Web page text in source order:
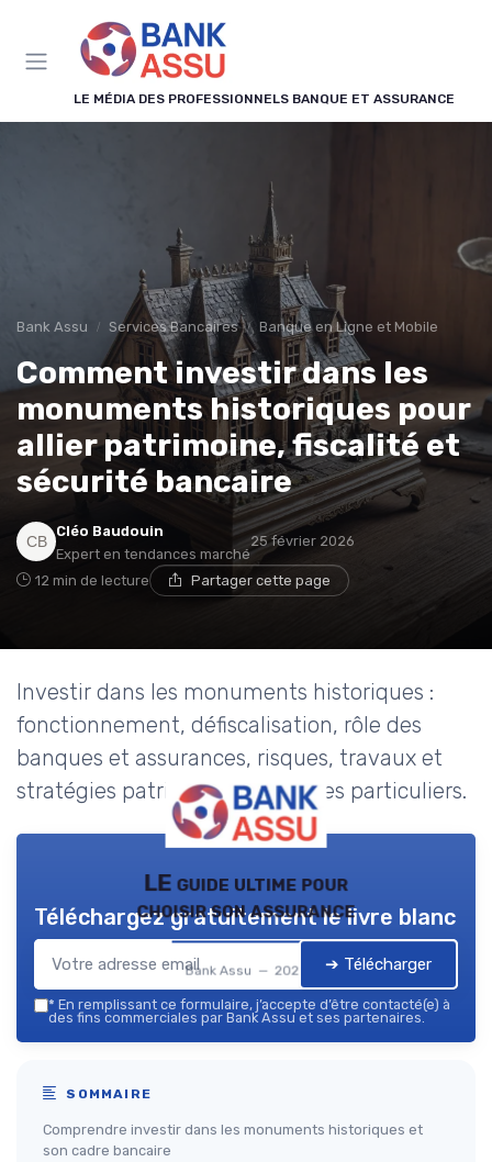
LE MÉDIA DES PROFESSIONNELS BANQUE ET ASSURANCE
Bank Assu Services Bancaires Banque en Ligne et Mobile
Comment investir dans les
monuments historiques pour
allier patrimoine, fiscalité et
sécurité bancaire
Cléo Baudouin
Expert en tendances marché
25 février 2026
12 min de lecture Partager cette page
Investir dans les monuments historiques :
fonctionnement, défiscalisation, rôle des
banques et assurances, risques, travaux et
stratégies patrimoniales pour les particuliers.
LE guide ultime pour
choisir son assurance
Bank Assu — 2026
Téléchargez gratuitement le livre blanc
➔ Télécharger
* En remplissant ce formulaire, j’accepte d’être contacté(e) à
des fins commerciales par Bank Assu et ses partenaires.
SOMMAIRE
Comprendre investir dans les monuments historiques et
son cadre bancaire